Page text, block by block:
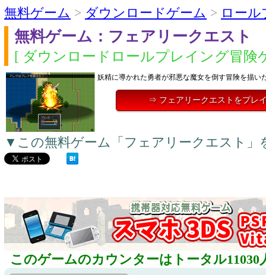
無料ゲーム > ダウンロードゲーム > ロー
無料ゲーム：フェアリークエスト
[ ダウンロードロールプレイング冒険
妖精に導かれた勇者が邪悪な魔女を倒す冒険を描い
⇒ フェアリークエストをプレ
▼この無料ゲーム「フェアリークエスト」
このゲームのカウンターはトータル11030